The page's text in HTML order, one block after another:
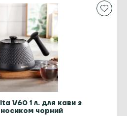
V60 1 л. для кави з
чорний